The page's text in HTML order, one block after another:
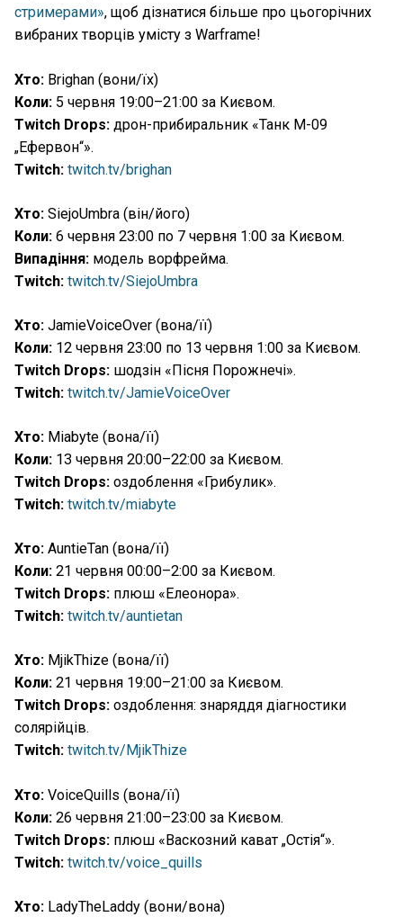
стримерами», щоб дізнатися більше про цьогорічних
вибраних творців умісту з Warframe!
Хто: Brighan (вони/їх)
Коли: 5 червня 19:00–21:00 за Києвом.
Twitch Drops: дрон-прибиральник «Танк M-09
„Ефервон“».
Twitch: twitch.tv/brighan
Хто: SiejoUmbra (він/його)
Коли: 6 червня 23:00 по 7 червня 1:00 за Києвом.
Випадіння: модель ворфрейма.
Twitch: twitch.tv/SiejoUmbra
Хто: JamieVoiceOver (вона/її)
Коли: 12 червня 23:00 по 13 червня 1:00 за Києвом.
Twitch Drops: шодзін «Пісня Порожнечі».
Twitch: twitch.tv/JamieVoiceOver
Хто: Miabyte (вона/її)
Коли: 13 червня 20:00–22:00 за Києвом.
Twitch Drops: оздоблення «Грибулик».
Twitch: twitch.tv/miabyte
Хто: AuntieTan (вона/її)
Коли: 21 червня 00:00–2:00 за Києвом.
Twitch Drops: плюш «Елеонора».
Twitch: twitch.tv/auntietan
Хто: MjikThize (вона/її)
Коли: 21 червня 19:00–21:00 за Києвом.
Twitch Drops: оздоблення: знаряддя діагностики
солярійців.
Twitch: twitch.tv/MjikThize
Хто: VoiceQuills (вона/її)
Коли: 26 червня 21:00–23:00 за Києвом.
Twitch Drops: плюш «Васкозний кават „Остія“».
Twitch: twitch.tv/voice_quills
Хто: LadyTheLaddy (вони/вона)